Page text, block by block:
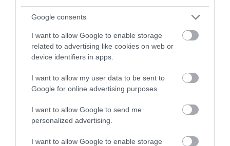
Google consents
I want to allow Google to enable storage
related to advertising like cookies on web or
device identifiers in apps.
I want to allow my user data to be sent to
Google for online advertising purposes.
I want to allow Google to send me
personalized advertising.
I want to allow Google to enable storage